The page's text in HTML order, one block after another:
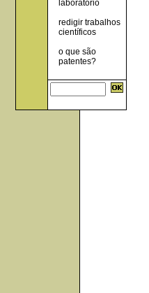
laboratório
redigir trabalhos
científicos
o que são
patentes?